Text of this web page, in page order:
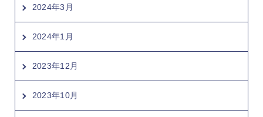
2024年3月
2024年1月
2023年12月
2023年10月